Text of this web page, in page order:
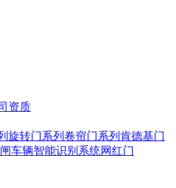
资质
旋转门系列 卷帘门系列 肯德基门
车辆智能识别系统网红门